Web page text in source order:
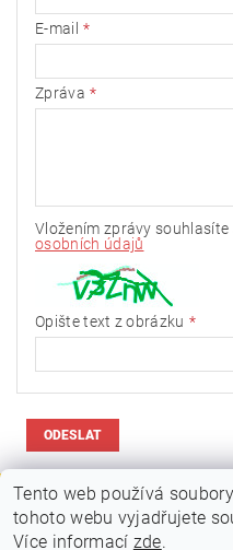
E-mail
Zpráva
Vložením zprávy souhlasíte
osobních údajů
Opište text z obrázku
PLAKÁTOVÉ RÁMY A
STOJANY A POUTAČE
Tento web používá
tohoto webu vyjadřujete
Více informací zde.